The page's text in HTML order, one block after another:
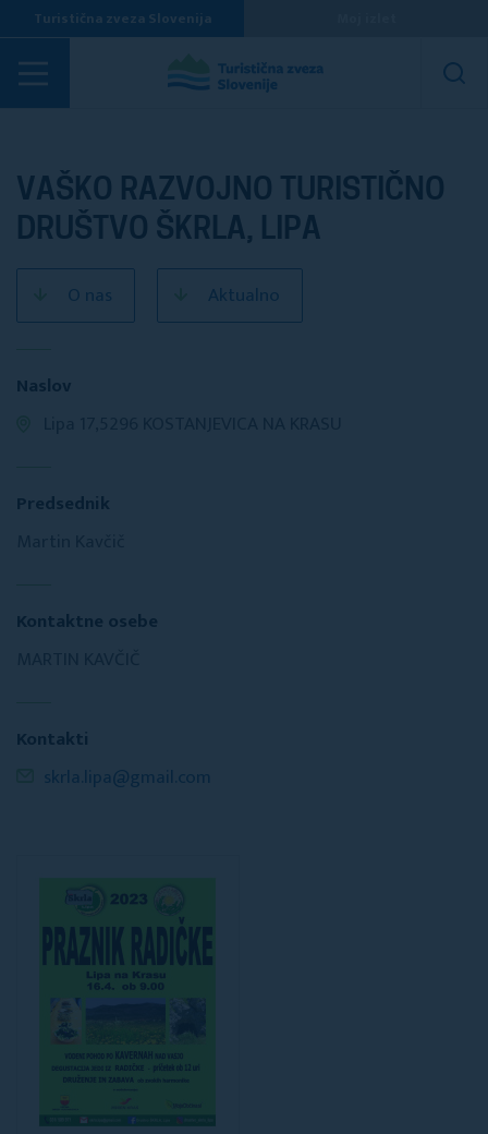
Turistična zveza Slovenija
Turistična društva
VAŠKO RAZVOJNO TURISTIČNO
DRUŠTVO ŠKRLA, LIPA
O nas Aktualno
Naslov
Predsednik
Kontaktne osebe
Kontakti
skrla.lipa@gmail.com